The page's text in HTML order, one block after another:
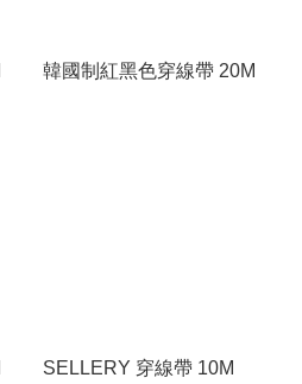
韓國制紅黑色穿線帶 20M
SELLERY 穿線帶 10M